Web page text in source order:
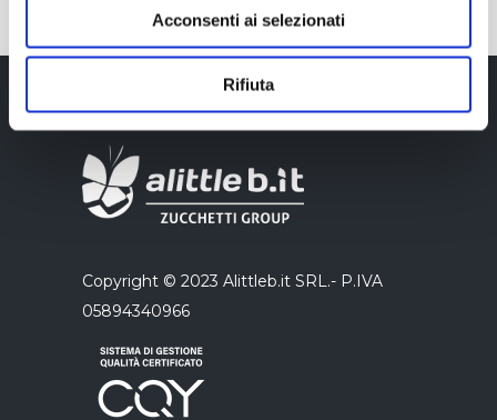
Acconsenti ai selezionati
Rifiuta
Copyright © 2023 Alittleb.it SRL.- P.IVA
05894340966